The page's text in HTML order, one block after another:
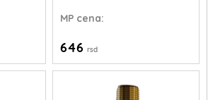
MPcena:
646 rsd